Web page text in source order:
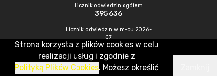
Licznik odwiedzin ogółem
395 636
Licznik odwiedzin w m-cu 2026-
07
947
CMS & Hosting: Nefeni Sp. z o.o.
Strona korzysta z plików cookies w celu
realizacji usług i zgodnie z
Polityką Plików Cookies. Możesz określić